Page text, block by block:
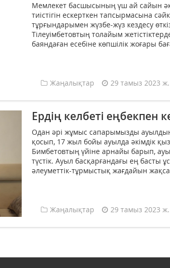
Мемлекет басшысының үш ай сайын
тиістігін ескерткен тапсырмасына
тұрғындарымен жүзбе-жүз кездесу
Тілеуімбетовтың толайым
баяндаған есебіне көпшілік жоғары
Жаңалықтар 29 тамыз 2023 ж.
Ердің келбеті еңбекпен
Одан әрі жұмыс сапарымызды ауылдың
қосып, 17 жыл бойы ауылда әкімдік
Бимбетовтың үйіне арнайы барып,
түстік. Ауыл басқарғандағы ең басты
әлеуметтік-тұрмыстық жағдайын
Жаңалықтар 29 тамыз 2023 ж.